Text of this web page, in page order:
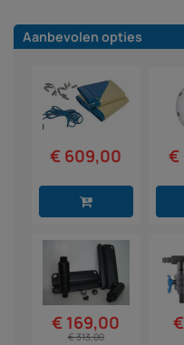
Aanbevolen opties
€ 609,00 €
€ 169,00
€ 313,00